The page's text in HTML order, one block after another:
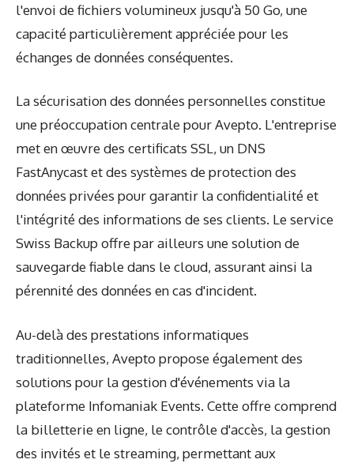
l'envoi de fichiers volumineux jusqu'à 50 Go, une
capacité particulièrement appréciée pour les
échanges de données conséquentes.
La sécurisation des données personnelles constitue
une préoccupation centrale pour Avepto. L'entreprise
met en œuvre des certificats SSL, un DNS
FastAnycast et des systèmes de protection des
données privées pour garantir la confidentialité et
l'intégrité des informations de ses clients. Le service
Swiss Backup offre par ailleurs une solution de
sauvegarde fiable dans le cloud, assurant ainsi la
pérennité des données en cas d'incident.
Au-delà des prestations informatiques
traditionnelles, Avepto propose également des
solutions pour la gestion d'événements via la
plateforme Infomaniak Events. Cette offre comprend
la billetterie en ligne, le contrôle d'accès, la gestion
des invités et le streaming, permettant aux